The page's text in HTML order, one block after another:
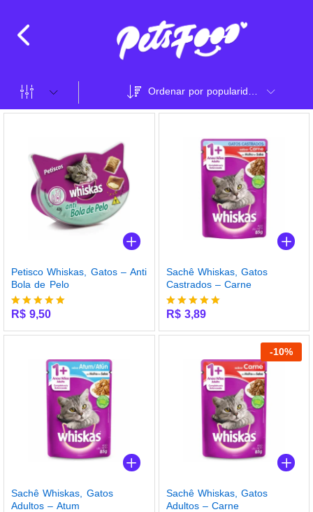
Petisco Whiskas, Gatos – Anti
Bola de Pelo
Avaliação
de 5
R$ 9,50
Sachê Whiskas, Gatos
Castrados – Carne
Avaliação
de 5
R$3,89
Sachê Whiskas, Gatos
Adultos – Atum
-10%
Sachê Whiskas, Gatos
Adultos – Carne